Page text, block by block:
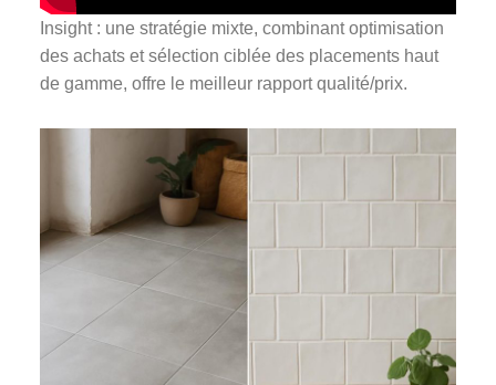
Insight : une stratégie mixte, combinant optimisation
des achats et sélection ciblée des placements haut
de gamme, offre le meilleur rapport qualité/prix.